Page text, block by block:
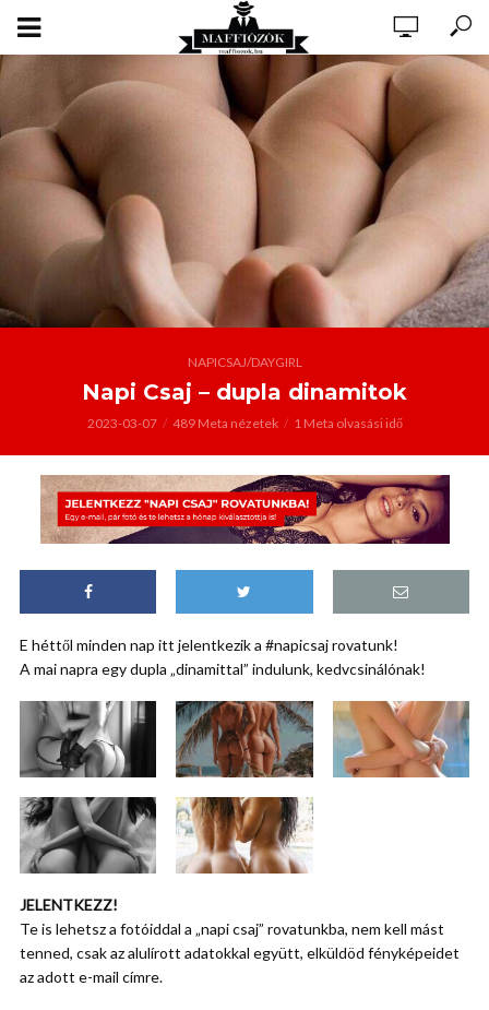
NAPICSAJ/DAYGIRL
Napi Csaj – dupla dinamitok
2023-03-07 489 Meta nézetek 1 Meta olvasási idő
E héttől minden nap itt jelentkezik a #napicsaj rovatunk!
A mai napra egy dupla „dinamittal” indulunk, kedvcsinálónak!
JELENTKEZZ!
Te is lehetsz a fotóiddal a „napi csaj” rovatunkba, nem kell mást
tenned, csak az alulírott adatokkal együtt, elküldöd fényképeidet
az adott e-mail címre.